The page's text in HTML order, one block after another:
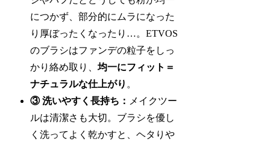
につかず、部分的にムラになった
り厚ぼったくなったり…。ETVOS
のブラシはファンデの粒子をしっ
かり絡め取り、均一にフィット＝
ナチュラルな仕上がり 。
③ 洗いやすく長持ち： メイクツー
ルは清潔さも大切。ブラシを優し
く洗ってよく乾かすと、ヘタりや